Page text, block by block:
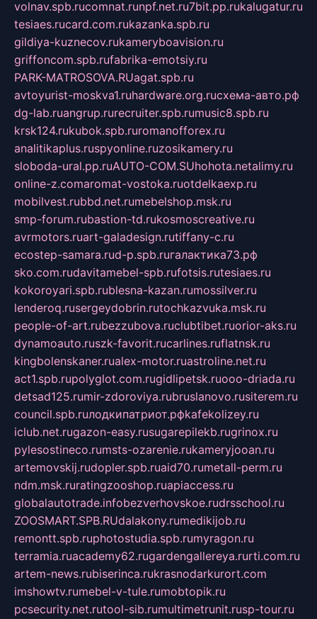
volnav.spb.rucomnat.runpf.net.ru7bit.pp.rukalugatur.ru
tesiaes.rucard.com.rukazanka.spb.ru
gildiya-kuznecov.rukameryboavision.ru
griffoncom.spb.rufabrika-emotsiy.ru
PARK-MATROSOVA.RUagat.spb.ru
avtoyurist-moskva1.ruhardware.org.ruсхема-авто.рф
dg-lab.ruangrup.rurecruiter.spb.rumusic8.spb.ru
krsk124.rukubok.spb.ruromanofforex.ru
analitikaplus.ruspyonline.ruzosikamery.ru
sloboda-ural.pp.ruAUTO-COM.SUhohota.netalimy.ru
online-z.comaromat-vostoka.ruotdelkaexp.ru
mobilvest.rubbd.net.rumebelshop.msk.ru
smp-forum.rubastion-td.rukosmoscreative.ru
avrmotors.ruart-galadesign.rutiffany-c.ru
ecostep-samara.rud-p.spb.ruгалактика73.рф
sko.com.rudavitamebel-spb.rufotsis.rutesiaes.ru
kokoroyari.spb.rublesna-kazan.rumossilver.ru
lenderoq.rusergeydobrin.rutochkazvuka.msk.ru
people-of-art.rubezzubova.ruclubtibet.ruorior-aks.ru
dynamoauto.ruszk-favorit.rucarlines.ruflatnsk.ru
kingbolenskaner.rualex-motor.ruastroline.net.ru
act1.spb.rupolyglot.com.rugidlipetsk.ruooo-driada.ru
detsad125.rumir-zdoroviya.rubruslanovo.rusiterem.ru
council.spb.ruлодкипатриот.рфkafekolizey.ru
iclub.net.rugazon-easy.rusugarepilekb.rugrinox.ru
pylesostineco.rumsts-ozarenie.rukameryjooan.ru
artemovskij.rudopler.spb.ruaid70.rumetall-perm.ru
ndm.msk.ruratingzooshop.ruapiaccess.ru
globalautotrade.infobezverhovskoe.rudrsschool.ru
ZOOSMART.SPB.RUdalakony.rumedikijob.ru
remontt.spb.ruphotostudia.spb.rumyragon.ru
terramia.ruacademy62.rugardengallereya.rurti.com.ru
artem-news.rubiserinca.rukrasnodarkurort.com
imshowtv.rumebel-v-tule.rumobtopik.ru
pcsecurity.net.rutool-sib.rumultimetrunit.rusp-tour.ru